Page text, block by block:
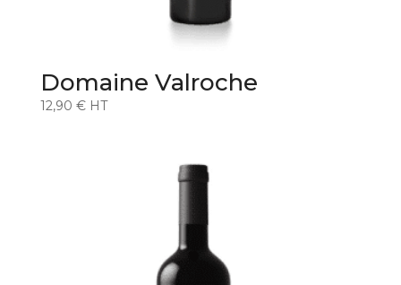
Domaine Valroche
12,90 € HT